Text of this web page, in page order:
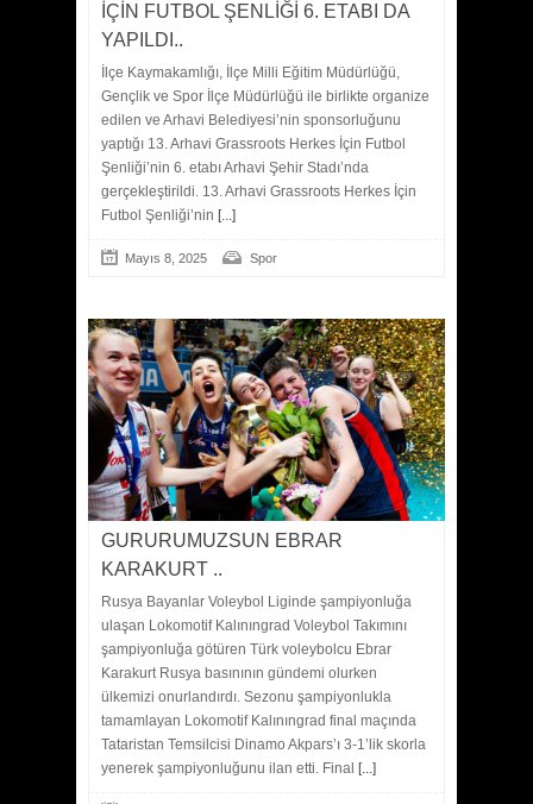
İÇİN FUTBOL ŞENLİĞİ 6. ETABI DA
YAPILDI..
İlçe Kaymakamlığı, İlçe Milli Eğitim Müdürlüğü,
Gençlik ve Spor İlçe Müdürlüğü ile birlikte organize
edilen ve Arhavi Belediyesi’nin sponsorluğunu
yaptığı 13. Arhavi Grassroots Herkes İçin Futbol
Şenliği’nin 6. etabı Arhavi Şehir Stadı’nda
gerçekleştirildi. 13. Arhavi Grassroots Herkes İçin
Futbol Şenliği’nin [...]
Mayıs 8, 2025 Spor
GURURUMUZSUN EBRAR
KARAKURT ..
Rusya Bayanlar Voleybol Liginde şampiyonluğa
ulaşan Lokomotif Kalınıngrad Voleybol Takımını
şampiyonluğa götüren Türk voleybolcu Ebrar
Karakurt Rusya basınının gündemi olurken
ülkemizi onurlandırdı. Sezonu şampiyonlukla
tamamlayan Lokomotif Kalınıngrad final maçında
Tataristan Temsilcisi Dinamo Akpars’ı 3-1’lik skorla
yenerek şampiyonluğunu ilan etti. Final [...]